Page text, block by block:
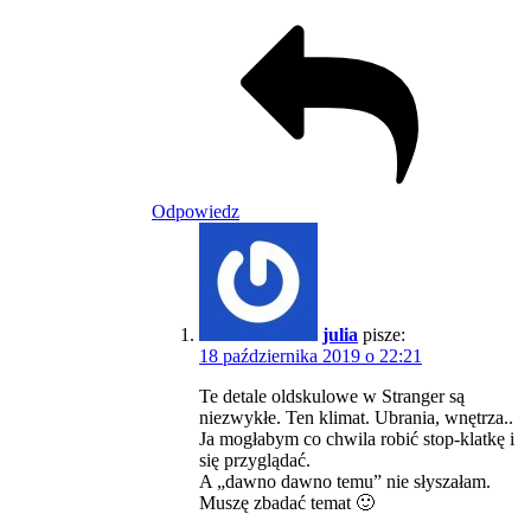
Odpowiedz
julia pisze:
18 października 2019 o 22:21
Te detale oldskulowe w Stranger są
niezwykłe. Ten klimat. Ubrania, wnętrza..
Ja mogłabym co chwila robić stop-klatkę i
się przyglądać.
A „dawno dawno temu” nie słyszałam.
Muszę zbadać temat 🙂